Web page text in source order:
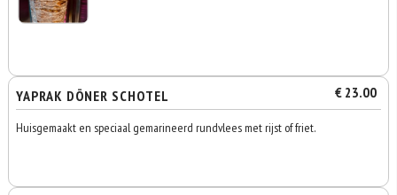
YAPRAK DÖNER SCHOTEL € 23.00
Huisgemaakt en speciaal gemarineerd rundvlees met rijst of friet.